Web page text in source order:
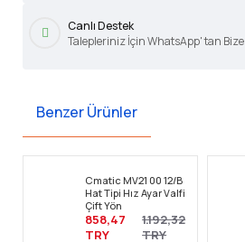
Canlı Destek
Talepleriniz İçin WhatsApp' tan Bize
Benzer Ürünler
Cmatic MV21 00 12/B
Hat Tipi Hız Ayar Valfi
Çift Yön
858,47
TRY
1.192,32
TRY